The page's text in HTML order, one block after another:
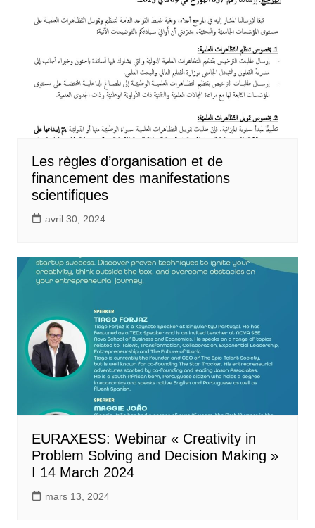
Les règles d’organisation et de
financement des manifestations
scientifiques
avril 30, 2024
EURAXESS: Webinar « Creativity in
Problem Solving and Decision Making »
I 14 March 2024
mars 13, 2024